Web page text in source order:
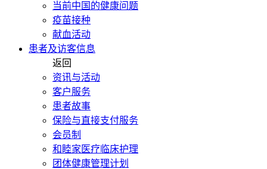
当前中国的健康问题
疫苗接种
献血活动
患者及访客信息
返回
资讯与活动
客户服务
患者故事
保险与直接支付服务
会员制
和睦家医疗临床护理
团体健康管理计划